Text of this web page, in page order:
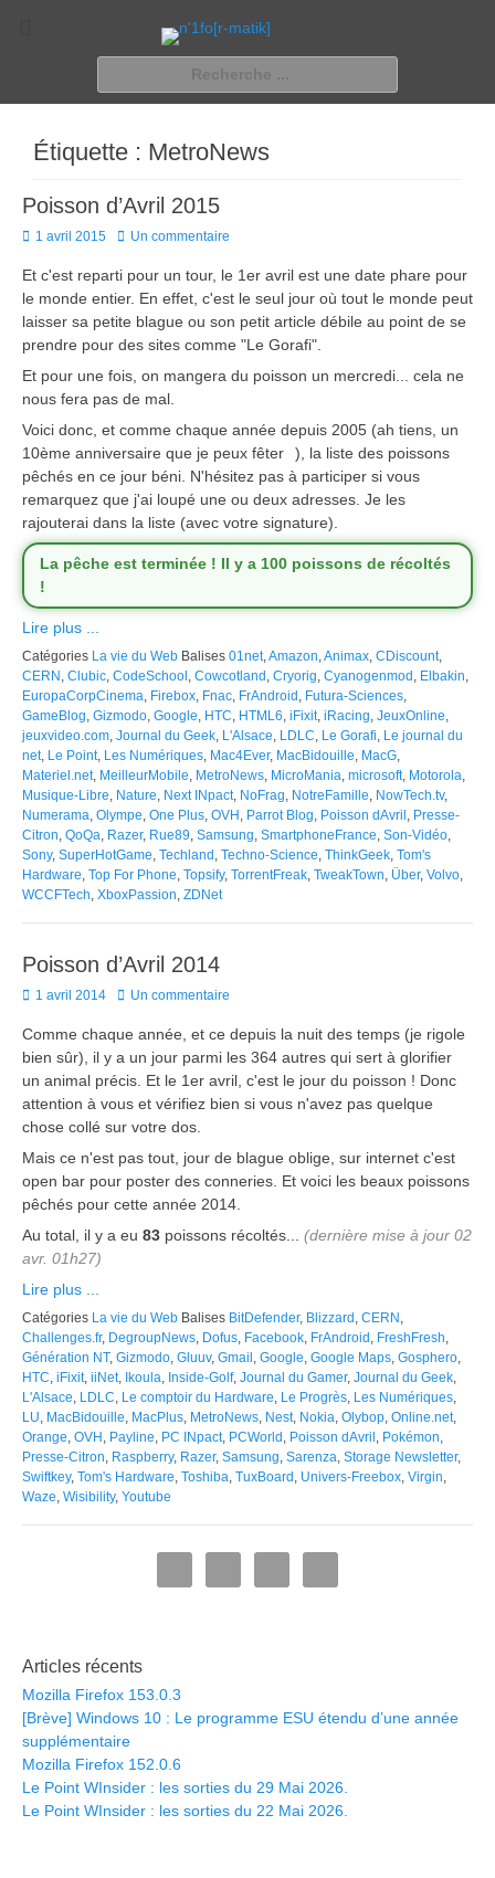
n'1fo[r-matik]
Pour les nymphos d'infos en info…
Étiquette : MetroNews
Poisson d’Avril 2015
Posted
1 avril 2015 Un commentaire
Et c'est reparti pour un tour, le 1er avril est une date phare pour
le monde entier. En effet, c'est le seul jour où tout le monde peut
laisser sa petite blague ou son petit article débile au point de se
prendre pour des sites comme "Le Gorafi".
Et pour une fois, on mangera du poisson un mercredi... cela ne
nous fera pas de mal.
Voici donc, et comme chaque année depuis 2005 (ah tiens, un
10ème anniversaire que je peux fêter
), la liste des poissons
pêchés en ce jour béni. N'hésitez pas à participer si vous
remarquez que j'ai loupé une ou deux adresses. Je les
rajouterai dans la liste (avec votre signature).
La pêche est terminée ! Il y a 100 poissons de récoltés
!
Lire plus ...
Catégories La vie du Web Balises 01net,Amazon,Animax, CDiscount,
CERN , Clubic, CodeSchool , Cowcotland , Cryorig, Cyanogenmod , Elbakin,
EuropaCorpCinema, Firebox, Fnac, FrAndroid , Futura-Sciences,
GameBlog, Gizmodo, Google, HTC, HTML6, iFixit, iRacing, JeuxOnline,
jeuxvideo.com, Journal du Geek, L'Alsace, LDLC, Le Gorafi, Le journal du
net, Le Point, Les Numériques, Mac4Ever, MacBidouille, MacG,
Materiel.net, MeilleurMobile, MetroNews, MicroMania, microsoft, Motorola,
Musique-Libre, Nature, Next INpact, NoFrag, NotreFamille, NowTech.tv,
Numerama, Olympe, One Plus, OVH , Parrot Blog, Poisson dAvril , Presse-
Citron, QoQa, Razer, Rue89, Samsung, SmartphoneFrance, Son-Vidéo,
Sony, SuperHotGame, Techland , Techno-Science, ThinkGeek, Tom's
Hardware, Top For Phone, Topsify, TorrentFreak, TweakTown, Über, Volvo,
WCCFTech, XboxPassion, ZDNet
Poisson d’Avril 2014
Posted
1 avril 2014 Un commentaire
Comme chaque année, et ce depuis la nuit des temps (je rigole
bien sûr), il y a un jour parmi les 364 autres qui sert à glorifier
un animal précis. Et le 1er avril, c'est le jour du poisson ! Donc
attention à vous et vérifiez bien si vous n'avez pas quelque
chose collé sur votre dos.
Mais ce n'est pas tout, jour de blague oblige, sur internet c'est
open bar pour poster des conneries. Et voici les beaux poissons
pêchés pour cette année 2014.
Au total, il y a eu 83 poissons récoltés... (dernière mise à jour 02
avr. 01h27)
Lire plus ...
Catégories La vie du Web Balises BitDefender, Blizzard , CERN ,
Challenges.fr, DegroupNews, Dofus, Facebook, FrAndroid , FreshFresh,
Génération NT, Gizmodo, Gluuv, Gmail , Google, Google Maps, Gosphero,
HTC, iFixit, iiNet, Ikoula, Inside-Golf, Journal du Gamer, Journal du Geek,
L'Alsace, LDLC, Le comptoir du Hardware, Le Progrès, Les Numériques,
LU, MacBidouille, MacPlus, MetroNews, Nest, Nokia, Olybop, Online.net,
Orange, OVH , Payline, PC INpact, PCWorld , Poisson dAvril , Pokémon,
Presse-Citron, Raspberry, Razer, Samsung, Sarenza, Storage Newsletter,
Swiftkey, Tom's Hardware, Toshiba, TuxBoard , Univers-Freebox, Virgin,
Waze, Wisibility, Youtube
Articles récents
Mozilla Firefox 153.0.3
[Brève] Windows 10 : Le programme ESU étendu d’une année
supplémentaire
Mozilla Firefox 152.0.6
Le Point WInsider : les sorties du 29 Mai 2026.
Le Point WInsider : les sorties du 22 Mai 2026.